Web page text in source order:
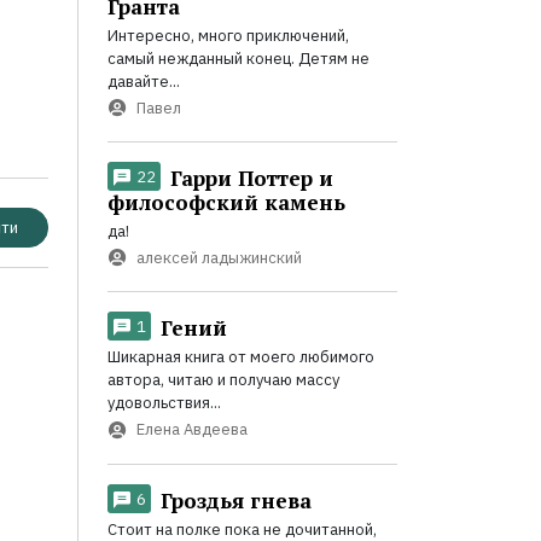
Гранта
Интересно, много приключений,
самый нежданный конец. Детям не
давайте...
Павел
22
Гарри Поттер и
философский камень
да!
алексей ладыжинский
1 Гений
Шикарная книга от моего любимого
автора, читаю и получаю массу
удовольствия...
Елена Авдеева
6 Гроздья гнева
Стоит на полке пока не дочитанной,